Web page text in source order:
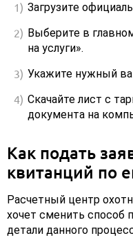
Загрузите
Выберите в
на услуги».
Укажите нужный
Скачайте лист с
документа на
Как подать
квитанций по
Расчетный центр
хочет сменить способ
детали данного